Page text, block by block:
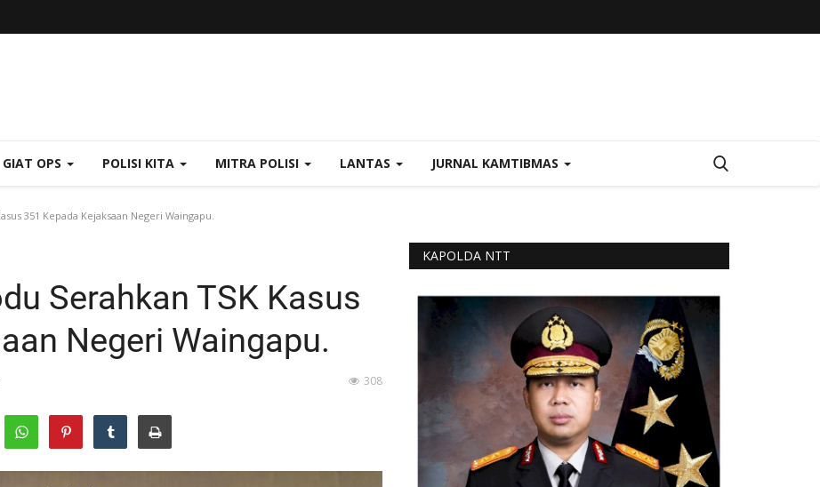
GIAT OPS POLISI KITA MITRA POLISI LANTAS JURNAL KAMTIBMAS
351 Kepada Kejaksaan Negeri Waingapu.
Serahkan TSK Kasus
Negeri Waingapu.
308
KAPOLDA NTT